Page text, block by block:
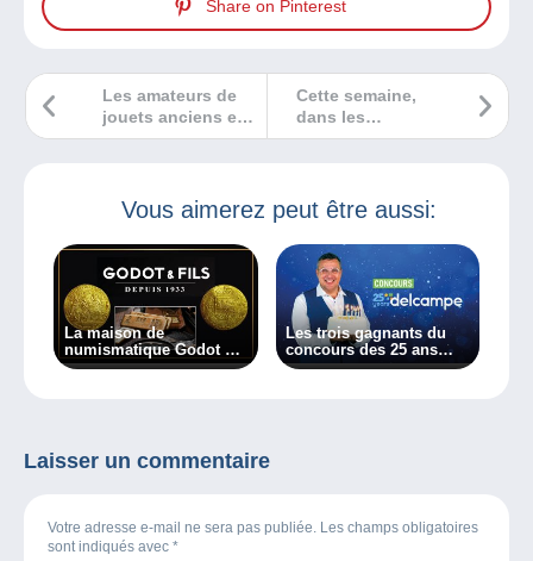
Share on Pinterest
Cette semaine,
dans les
Bédélires, on vous
Les amateurs de
jouets anciens et
de belle brocante
Collect-Hit et
Brocantissimo le
1er octobre 2023 !
Vous aimerez peut être aussi:
La maison de
numismatique Godot et
fils rejoint la
Les trois gagnants du
concours des 25 ans
sont connus !
Laisser un commentaire
Votre adresse e-mail ne sera pas publiée. Les champs obligatoires
sont indiqués avec *